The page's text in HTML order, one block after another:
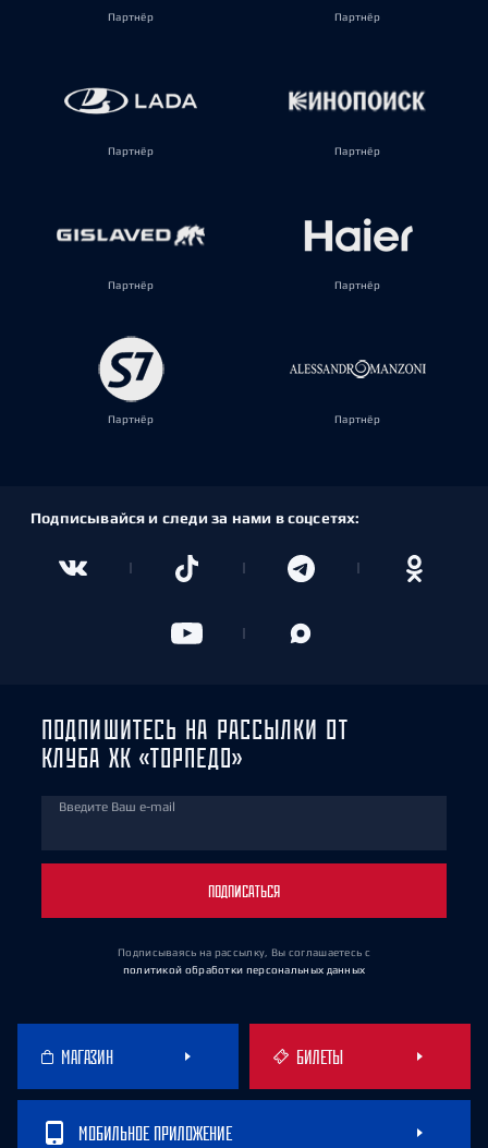
Партнёр Партнёр
Партнёр Партнёр
Партнёр Партнёр
Партнёр Партнёр
Подписывайся и следи за нами в соцсетях:
ПОДПИШИТЕСЬ НА РАССЫЛКИ ОТ
КЛУБА ХК «ТОРПЕДО»
Введите Ваш e-mail
ПОДПИСАТЬСЯ
Подписываясь на рассылку, Вы соглашаетесь с
политикой обработки персональных данных
МАГАЗИН БИЛЕТЫ
МОБИЛЬНОЕ ПРИЛОЖЕНИЕ